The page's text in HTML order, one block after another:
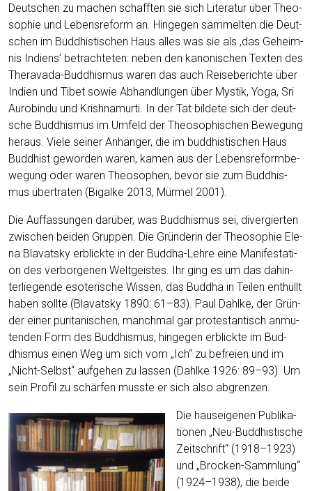
Deut­schen zu machen schaff­ten sie sich Lite­ra­tur über Theo­
so­phie und Lebens­re­form an. Hin­ge­gen sam­mel­ten die Deut­
schen im Bud­dhis­ti­schen Haus alles was sie als ‚das Geheim­
nis Indi­ens’ betrach­te­ten: neben den kano­ni­schen Tex­ten des
Ther­ava­da-Bud­dhis­mus waren das auch Rei­se­be­rich­te über
Indi­en und Tibet sowie Abhand­lun­gen über Mys­tik, Yoga, Sri
Auro­bin­du und Krish­na­mur­ti. In der Tat bil­de­te sich der deut­
sche Bud­dhis­mus im Umfeld der Theo­so­phi­schen Bewe­gung
her­aus. Vie­le sei­ner Anhän­ger, die im bud­dhis­ti­schen Haus
Bud­dhist gewor­den waren, kamen aus der Lebens­re­form­be­
we­gung oder waren Theo­so­phen, bevor sie zum Bud­dhis­
mus über­tra­ten (Bigal­ke 2013, Mür­mel 2001).
Die Auf­fas­sun­gen dar­über, was Bud­dhis­mus sei, diver­gier­ten
zwi­schen bei­den Grup­pen. Die Grün­de­rin der Theo­so­phie Ele­
na Blava­ts­ky erblick­te in der Bud­dha-Leh­re eine Mani­fes­ta­ti­
on des ver­bor­ge­nen Welt­geis­tes. Ihr ging es um das dahin­
ter­lie­gen­de eso­te­ri­sche Wis­sen, das Bud­dha in Tei­len ent­hüllt
haben soll­te (Blava­ts­ky 1890: 61–83). Paul Dah­l­ke, der Grün­
der einer puri­ta­ni­schen, manch­mal gar pro­tes­tan­tisch anmu­
ten­den Form des Bud­dhis­mus, hin­ge­gen erblick­te im Bud­
dhis­mus einen Weg um sich vom „Ich“ zu befrei­en und im
„Nicht-Selbst“ auf­ge­hen zu las­sen (Dah­l­ke 1926: 89–93). Um
sein Pro­fil zu schär­fen muss­te er sich also abgrenzen.
Die haus­ei­ge­nen Publi­ka­
tio­nen „Neu-Bud­dhis­ti­sche
Zeit­schrift“ (1918–1923)
und „Bro­cken-Samm­lung“
(1924–1938), die bei­de